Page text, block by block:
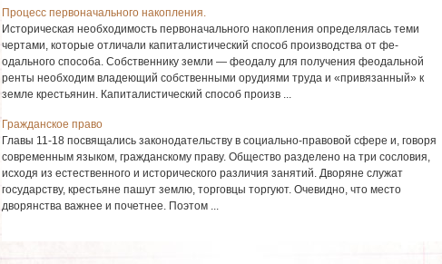
Процесс первоначального накопления.
Историческая необходи­мость первоначального накопления определялась теми
чертами, которые отличали капиталистический способ производства от фе­
одального способа. Собственнику земли — феодалу для получения феодальной
ренты необходим владеющий собственными орудиями труда и «привязанный» к
земле крестьянин. Капиталистический способ произв ...
Гражданское право
Главы 11-18 посвящались законодательству в социально-правовой сфере и, говоря
современным языком, гражданскому праву. Общество разделено на три сословия,
исходя из естественного и исторического различия занятий. Дворяне служат
государству, крестьяне пашут землю, торговцы торгуют. Очевидно, что место
дворянства важнее и почетнее. Поэтом ...